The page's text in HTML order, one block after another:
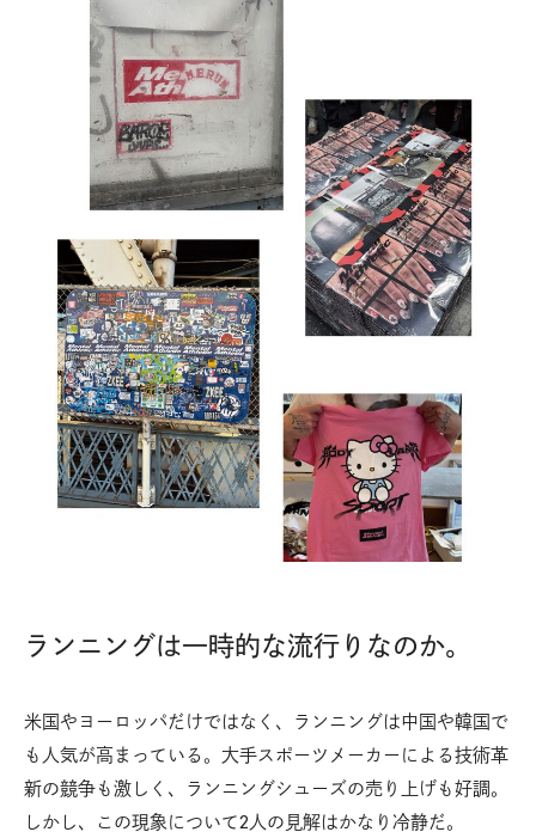
ランニングは一時的な流行りなのか。
米国やヨーロッパだけではなく、ランニングは中国や韓国で
も人気が高まっている。大手スポーツメーカーによる技術革
新の競争も激しく、ランニングシューズの売り上げも好調。
しかし、この現象について2人の見解はかなり冷静だ。